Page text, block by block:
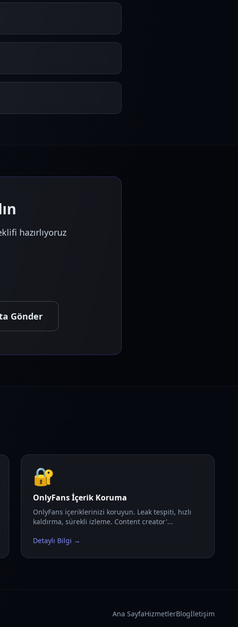
hazırlıyoruz
Gönder
🔐
OnlyFans İçerik Koruma
OnlyFans içeriklerinizi koruyun. Leak tespiti, hızlı
kaldırma, sürekli izleme. Content creator'...
Detaylı Bilgi →
Ana SayfaHizmetlerBlogİletişim